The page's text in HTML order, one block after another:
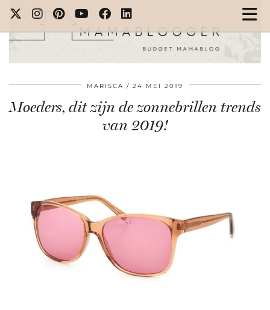
MARISCA 24 MEI 2019
Moeders, dit zijn de zonnebrillen trends
van 2019!